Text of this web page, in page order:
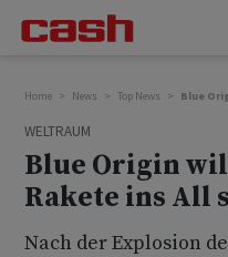
Home News Top News Blue
WELTRAUM
Blue Origin
Rakete ins All
Nach der Explosion